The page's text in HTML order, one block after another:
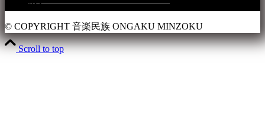
PM
© COPYRIGHT 音楽民族 ONGAKU MINZOKU
Scroll to top